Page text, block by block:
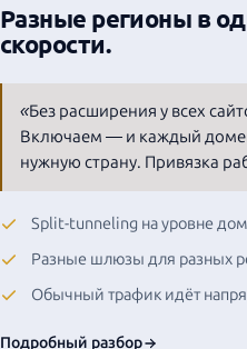
Разные регионы в
скорости.
«Без расширения у всех
Включаем — и каждый
нужную страну. Привязка
Split-tunneling на уровне
Разные шлюзы для разных
Обычный трафик идёт
Подробный разбор